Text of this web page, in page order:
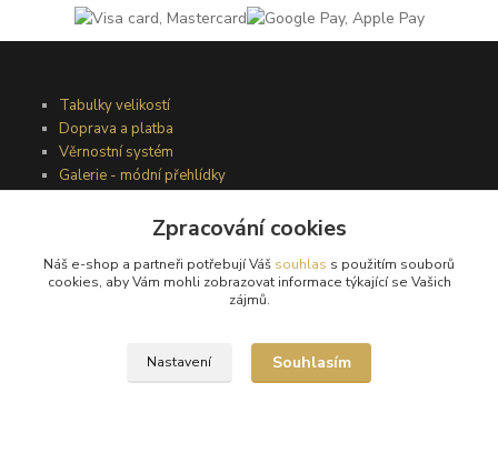
Tabulky velikostí
Doprava a platba
Věrnostní systém
Galerie - módní přehlídky
Podmínky užití webového rozhraní
Obchodní podmínky
Zpracování cookies
Náš e-shop a partneři potřebují Váš souhlas s použitím souborů
cookies, aby Vám mohli zobrazovat informace týkající se Vašich
zájmů.
Nastavení Souhlasím